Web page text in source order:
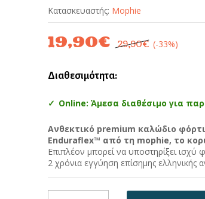
Κατασκευαστής: Mophie
19,90€ 29,90€ (-33%)
Διαθεσιμότητα:
Online: Άμεσα διαθέσιμο για
Ανθεκτικό premium καλώδιο
Enduraflex™ από τη mophie, το
Επιπλέον μπορεί να υποστηρίξει ισχύ
2 χρόνια εγγύηση επίσημης ελληνικής